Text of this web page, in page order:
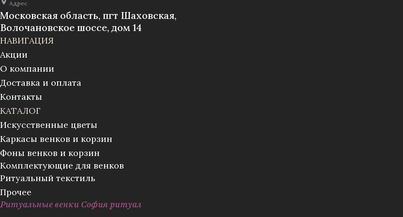
Адрес
Московская область, пгт Шаховская,
Волочановское шоссе, дом 14
НАВИГАЦИЯ
Акции
О компании
Доставка и оплата
Контакты
КАТАЛОГ
Искусственные цветы
Каркасы венков и корзин
Фоны венков и корзин
Комплектующие для венков
Ритуальный текстиль
Прочее
Ритуальные венки София ритуал